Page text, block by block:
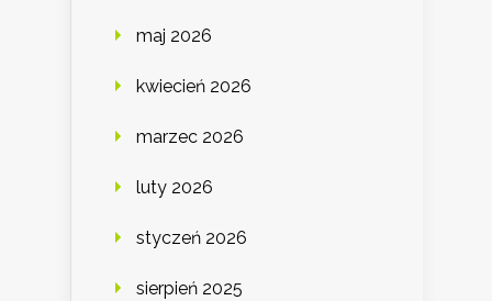
maj 2026
kwiecień 2026
marzec 2026
luty 2026
styczeń 2026
sierpień 2025